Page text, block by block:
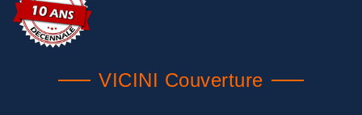
VICINI Couverture